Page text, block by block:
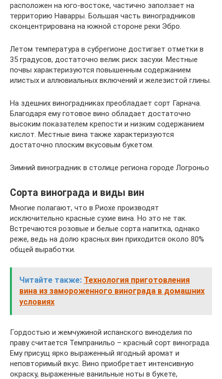
расположен на юго-востоке, частично заползает на
территорию Наварры. Большая часть виноградников
сконцентрирована на южной стороне реки Эбро.
Летом температура в субрегионе достигает отметки в
35 градусов, достаточно велик риск засухи. Местные
почвы характеризуются повышенным содержанием
илистых и аллювиальных включений и железистой глины.
На здешних виноградниках преобладает сорт Гарнача.
Благодаря ему готовое вино обладает достаточно
высоким показателем крепости и низким содержанием
кислот. Местные вина также характеризуются
достаточно плоским вкусовым букетом.
Зимний виноградник в столице региона городе Логроньо
Сорта винограда и виды вин
Многие полагают, что в Риохе производят
исключительно красные сухие вина. Но это не так.
Встречаются розовые и белые сорта напитка, однако
реже, ведь на долю красных вин приходится около 80%
общей выработки.
Читайте также: Технология приготовления
вина из замороженного винограда в домашних
условиях
Гордостью и жемчужиной испанского виноделия по
праву считается Темпранильо – красный сорт винограда.
Ему присущ ярко выраженный ягодный аромат и
неповторимый вкус. Вино приобретает интенсивную
окраску, выраженные ванильные ноты в букете,